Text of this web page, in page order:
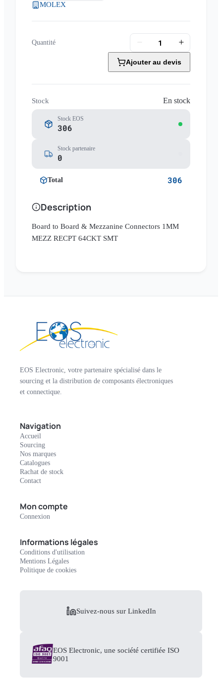
MOLEX
Quantité
Ajouter au devis
Stock En stock
Stock EOS
306
Stock partenaire
0
Total 306
Description
Board to Board & Mezzanine Connectors 1MM
MEZZ RECPT 64CKT SMT
EOS Electronic, votre partenaire spécialisé dans le
sourcing et la distribution de composants électroniques
et connectique.
Navigation
Accueil
Sourcing
Nos marques
Catalogues
Rachat de stock
Contact
Mon compte
Connexion
Informations légales
Conditions d'utilisation
Mentions Légales
Politique de cookies
Suivez-nous sur LinkedIn
EOS Electronic, une société certifiée ISO
9001